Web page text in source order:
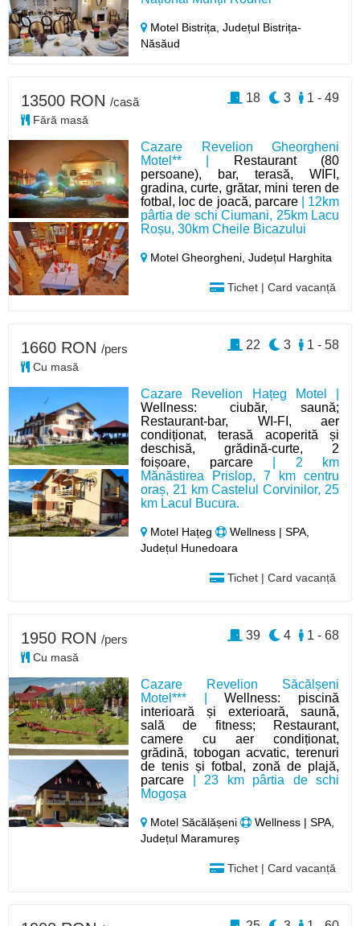
Motel Bistrița,Județul Bistrița-
Năsăud
Cazare Revelion Gheorgheni
Motel** |
Restaurant (80
persoane), bar, terasă, WIFI,
gradina, curte, grătar, mini teren de
fotbal, loc de joacă, parcare| 12km
pârtia de schi Ciumani, 25km Lacu
Roșu, 30km Cheile Bicazului
Motel Gheorgheni,Județul Harghita
Tichet | Card vacanță
13500 RON /casă
Fără masă
1 - 49
3
18
Cazare Revelion Hațeg Motel |
Wellness: ciubăr, saună;
Restaurant-bar, WI-FI, aer
condiționat, terasă acoperită și
deschisă, grădină-curte, 2
foișoare, parcare| 2 km
Mănăstirea Prislop, 7 km centru
oraș, 21 km Castelul Corvinilor, 25
km Lacul Bucura.
Motel Hațeg
Wellness | SPA,
Județul Hunedoara
Tichet | Card vacanță
1660 RON /pers
Cu masă
1 - 58
3
22
Cazare Revelion Săcălșeni
Motel*** |Wellness: piscină
interioară și exterioară, saună,
sală de fitness; Restaurant,
camere cu aer condiționat,
grădină, tobogan acvatic, terenuri
de tenis și fotbal, zonă de plajă,
parcare | 23 km pârtia de schi
Mogoșa
Motel Săcălășeni
Wellness | SPA,
Județul Maramureș
Tichet | Card vacanță
1950 RON /pers
Cu masă
1 - 68
4
39